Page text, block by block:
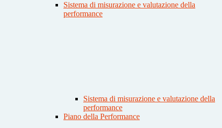
Sistema di misurazione e valutazione della
performance
Sistema di misurazione e valutazione della
performance
Piano della Performance